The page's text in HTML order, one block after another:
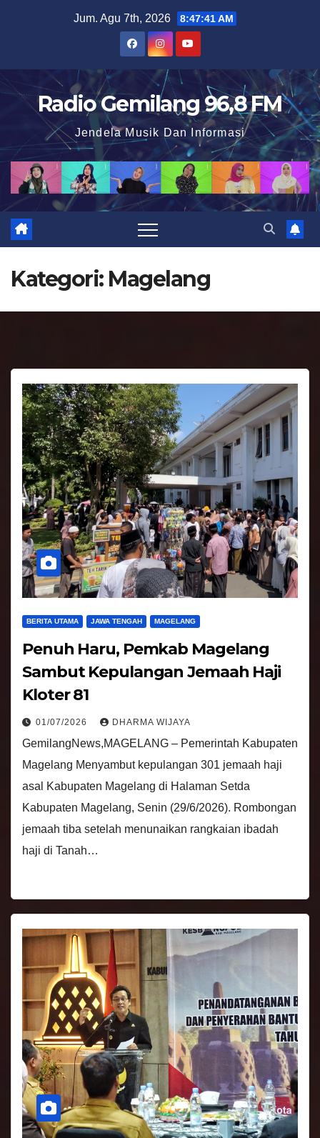
t
o
n
Jum. Agu 7th, 2026 8:47:42 AM
Radio Gemilang 96,8 FM
Jendela Musik Dan Informasi
Kategori: Magelang
BERITA UTAMA JAWA TENGAH MAGELANG
Penuh Haru, Pemkab Magelang
Sambut Kepulangan Jemaah Haji
Kloter 81
01/07/2026 DHARMA WIJAYA
GemilangNews,MAGELANG – Pemerintah Kabupaten
Magelang Menyambut kepulangan 301 jemaah haji
asal Kabupaten Magelang di Halaman Setda
Kabupaten Magelang, Senin (29/6/2026). Rombongan
jemaah tiba setelah menunaikan rangkaian ibadah
haji di Tanah…